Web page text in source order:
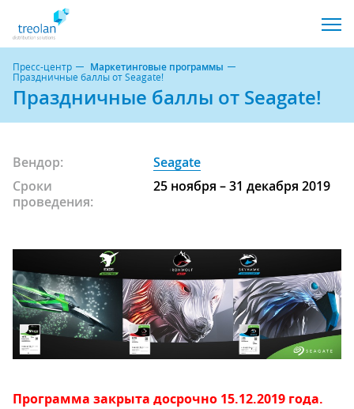
Пресс-центр Маркетинговые программы
Праздничные баллы от Seagate!
Праздничные баллы от Seagate!
Вендор:
Seagate
Сроки
проведения:
25 ноября – 31 декабря 2019
Программа закрыта досрочно 15.12.2019 года.